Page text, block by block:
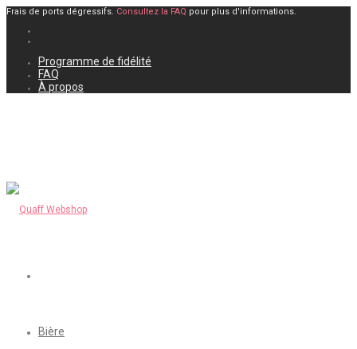
Frais de ports dégressifs. Consultez la FAQ pour plus d'informations.
Programme de fidélité
FAQ
À propos
Bière